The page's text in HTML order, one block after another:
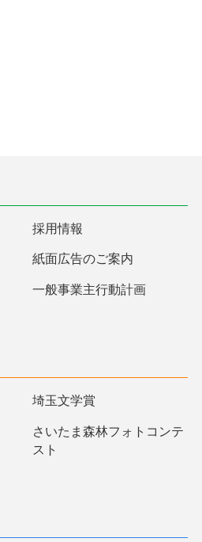
採用情報
紙面広告のご案内
一般事業主行動計画
埼玉文学賞
さいたま森林フォトコンテ
スト